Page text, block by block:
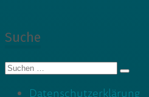
Suche
Suche
Datenschutzerklärung